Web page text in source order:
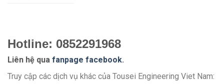
Hotline: 0852291968
Liên hệ qua fanpage facebook.
Truy cập các dịch vụ khác của Tousei Engineering Viet Nam: